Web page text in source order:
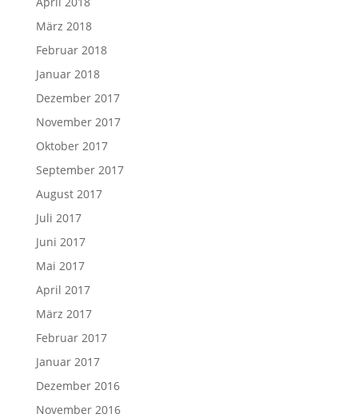
März 2018
Februar 2018
Januar 2018
Dezember 2017
November 2017
Oktober 2017
September 2017
August 2017
Juli 2017
Juni 2017
Mai 2017
April 2017
März 2017
Februar 2017
Januar 2017
Dezember 2016
November 2016